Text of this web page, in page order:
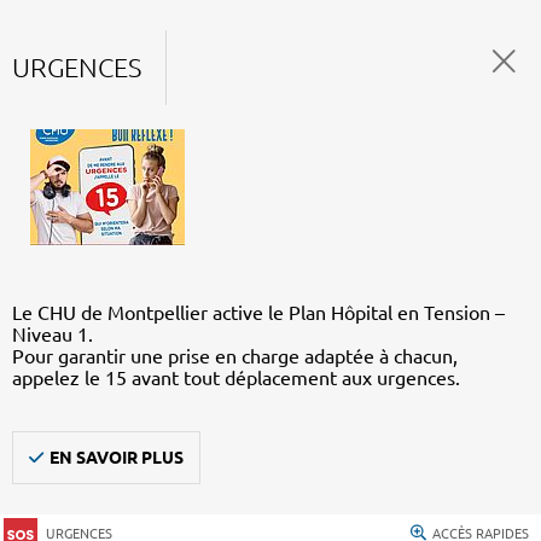
URGENCES
Le CHU de Montpellier active le Plan Hôpital en Tension –
Niveau 1.
Pour garantir une prise en charge adaptée à chacun,
appelez le 15 avant tout déplacement aux urgences.
EN SAVOIR PLUS
URGENCES ACCÈS RAPIDES